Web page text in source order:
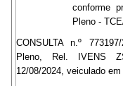
conforme
Pleno -
CONSULTA n.º
Pleno, Rel. IVENS
12/08/2024, veiculado